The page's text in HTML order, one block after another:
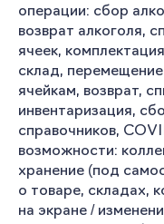
операции: сбор
возврат алкоголя,
ячеек,
склад,
ячейкам, возврат,
инвентаризация,
справочников,
возможности:
хранение (под
о товаре, складах,
на экране /